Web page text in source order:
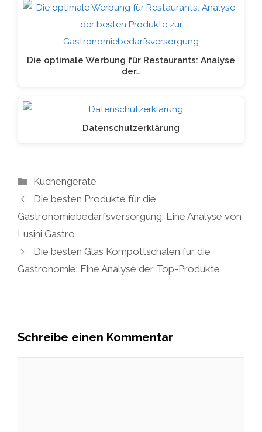
Die optimale Werbung für Restaurants: Analyse
der…
Datenschutzerklärung
Kategorien
Küchengeräte
Die besten Produkte für die
Gastronomiebedarfsversorgung: Eine Analyse von
Lusini Gastro
Die besten Glas Kompottschalen für die
Gastronomie: Eine Analyse der Top-Produkte
Schreibe einen Kommentar